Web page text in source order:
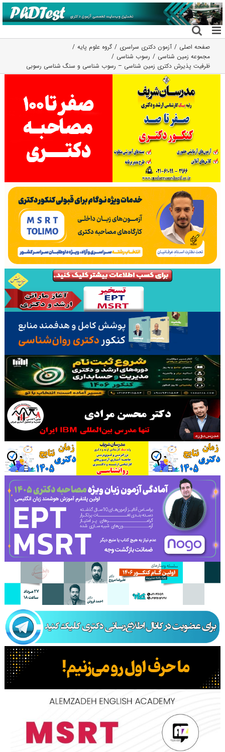
رفتن
به
محتوا
صفحه اصلی آزمون دکتری سراسری
گروه علوم پايه
مجموعه زمین شناسی
رسوب شناسی
ظرفیت پذیرش دکتری زمین شناسی – رسوب شناسی و سنگ شناسی رسوبی